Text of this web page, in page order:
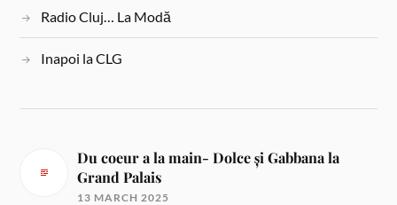
Radio Cluj… La Modă
Inapoi la CLG
Du coeur a la main- Dolce și Gabbana la
Grand Palais
13 MARCH 2025